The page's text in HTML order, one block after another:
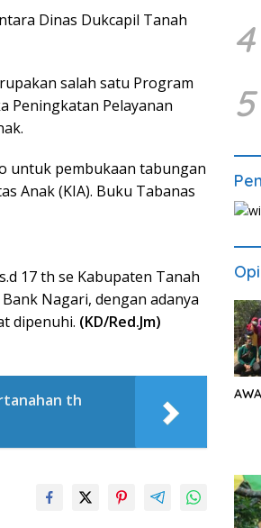
Dinas Dukcapil Tanah
salah satu Program
Peningkatan Pelayanan
untuk pembukaan tabungan
Anak (KIA). Buku Tabanas
17 th se Kabupaten Tanah
Nagari, dengan adanya
dipenuhi. (KD/Red.Jm)
th
4
5